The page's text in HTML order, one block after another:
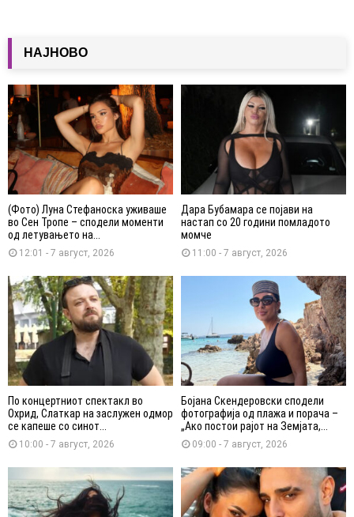
НАЈНОВО
(Фото) Луна Стефаноска уживаше
во Сен Тропе – сподели моменти
од летувањето на...
12:01 - 7 август, 2026
Дара Бубамара се појави на
настап со 20 години помладото
момче
11:00 - 7 август, 2026
По концертниот спектакл во
Охрид, Слаткар на заслужен одмор
се капеше со синот...
10:00 - 7 август, 2026
Бојана Скендеровски сподели
фотографија од плажа и порача –
„Ако постои рајот на Земјата,...
09:00 - 7 август, 2026